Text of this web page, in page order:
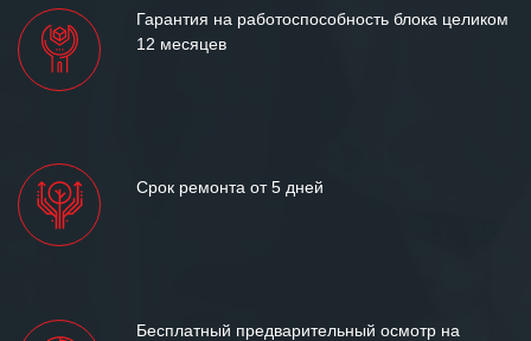
Гарантия на работоспособность блока целиком
12 месяцев
Срок ремонта от 5 дней
Бесплатный предварительный осмотр на